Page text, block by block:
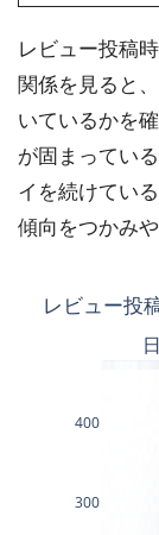
レビュー投稿
関係を見ると
いているかを
が固まってい
イを続けてい
傾向をつかみ